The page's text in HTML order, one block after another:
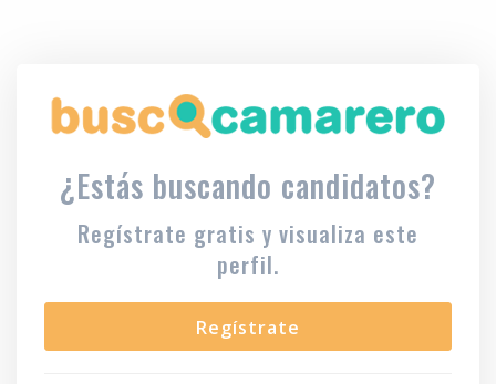
¿Estás buscando candidatos?
Regístrate gratis y visualiza este
perfil.
Regístrate